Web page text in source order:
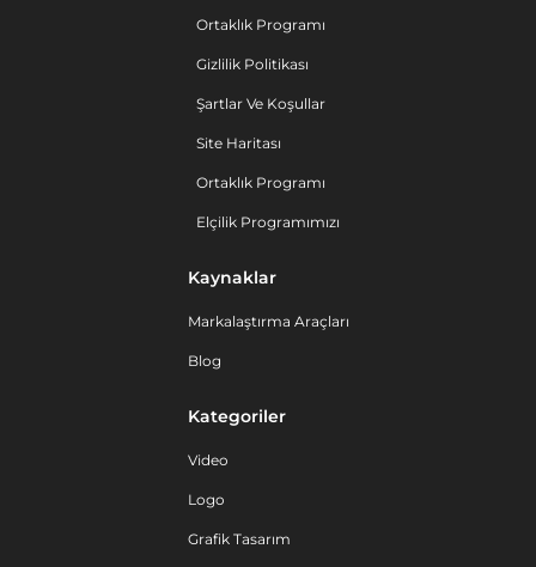
Ortaklık Programı
Gizlilik Politikası
Şartlar Ve Koşullar
Site Haritası
Ortaklık Programı
Elçilik Programımızı
Kaynaklar
Markalaştırma Araçları
Blog
Kategoriler
Video
Logo
Grafik Tasarım